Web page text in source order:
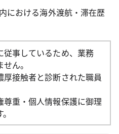
における海外渡航・滞在歴
事しているため、業務
ん。
接触者と診断された職員
重・個人情報保護に御理